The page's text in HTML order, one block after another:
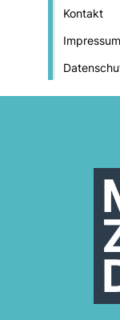
Kontakt
Impressum